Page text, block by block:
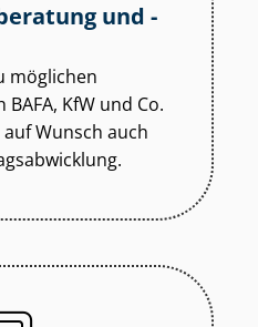
und -
möglichen
KfW und Co.
Wunsch auch